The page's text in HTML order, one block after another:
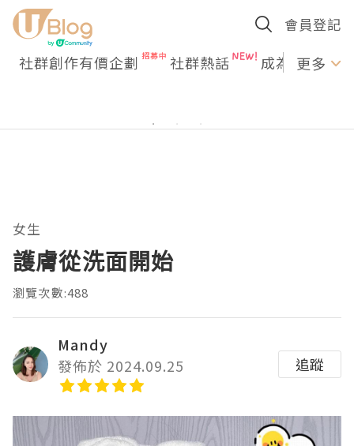
會員登記
社群創作有價企劃 社群熱話 成為U更多
女生
護膚從洗面開始
瀏覽次數:488
Mandy
發佈於 2024.09.25
追蹤